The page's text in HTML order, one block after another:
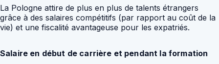
La Pologne attire de plus en plus de talents étrangers
grâce à des salaires compétitifs (par rapport au coût de la
vie) et une fiscalité avantageuse pour les expatriés.
Salaire en début de carrière et pendant la formation